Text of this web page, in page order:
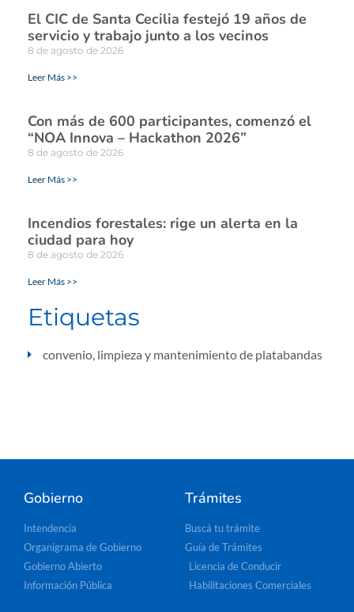
El CIC de Santa Cecilia festejó 19 años de
servicio y trabajo junto a los vecinos
8 de agosto de 2026
Leer Más >>
Con más de 600 participantes, comenzó el
“NOA Innova – Hackathon 2026”
8 de agosto de 2026
Leer Más >>
Incendios forestales: rige un alerta en la
ciudad para hoy
8 de agosto de 2026
Leer Más >>
Etiquetas
convenio, limpieza y mantenimiento de platabandas
Gobierno
Intendencia
Organigrama de Gobierno
Gobierno Abierto
Información Pública
Trámites
Buscá tu trámite
Guía de Trámites
Licencia de Conducir
Habilitaciones Comerciales